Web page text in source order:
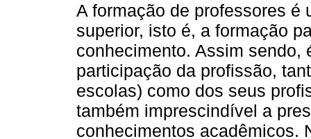
A formação de professores é
superior, isto é, a formação
conhecimento. Assim sendo,
participação da profissão,
escolas) como dos seus
também imprescindível a
conhecimentos acadêmicos.